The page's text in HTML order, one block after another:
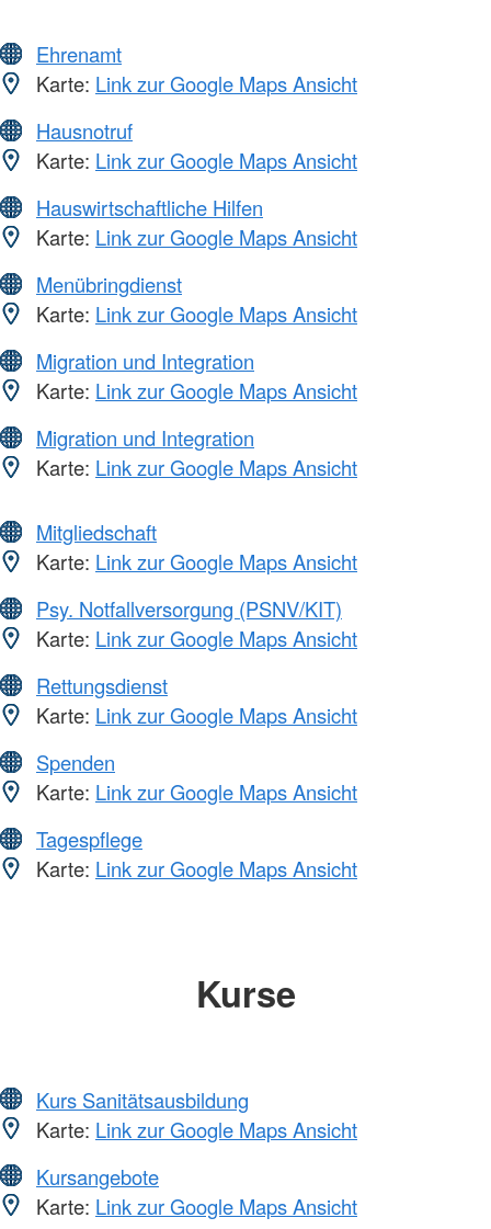
Ehrenamt
Karte: Link zur Google Maps Ansicht
Hausnotruf
Karte: Link zur Google Maps Ansicht
Hauswirtschaftliche Hilfen
Karte: Link zur Google Maps Ansicht
Menübringdienst
Karte: Link zur Google Maps Ansicht
Migration und Integration
Karte: Link zur Google Maps Ansicht
Migration und Integration
Karte: Link zur Google Maps Ansicht
Mitgliedschaft
Karte: Link zur Google Maps Ansicht
Psy. Notfallversorgung (PSNV/KIT)
Karte: Link zur Google Maps Ansicht
Rettungsdienst
Karte: Link zur Google Maps Ansicht
Spenden
Karte: Link zur Google Maps Ansicht
Tagespflege
Karte: Link zur Google Maps Ansicht
Kurse
Kurs Sanitätsausbildung
Karte: Link zur Google Maps Ansicht
Kursangebote
Karte: Link zur Google Maps Ansicht